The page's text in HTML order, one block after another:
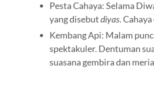
Pesta Cahaya: Selama
yang disebutdiyas.
Kembang Api: Malam
spektakuler. Dentuman
suasana gembira dan